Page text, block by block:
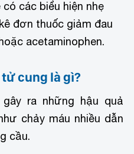
các biểu hiện nhẹ
đơn thuốc giảm đau
acetaminophen.
cung là gì?
ra những hậu quả
chảy máu nhiều dẫn
cầu.